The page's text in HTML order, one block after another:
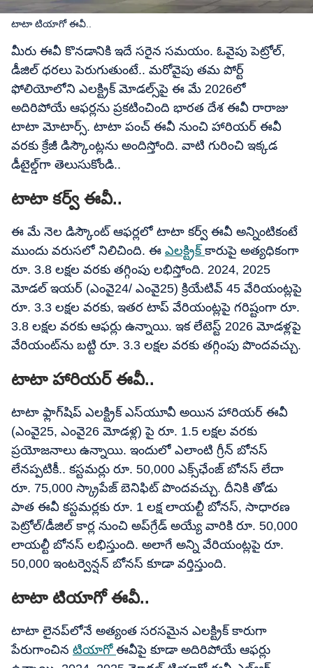
టాటా టియాగో ఈవీ..
మీరు ఈవీ కొనడానికి ఇదే సరైన సమయం. ఓవైపు పెట్రోల్​,
డీజిల్​ ధరలు పెరుగుతుంటే.. మరోవైపు తమ పోర్ట్​
ఫోలియోలోని ఎలక్ట్రిక్​ మోడల్స్​పై ఈ మే 2026లో
అదిరిపోయే ఆఫర్లను ప్రకటించింది భారత దేశ ఈవీ రారాజు
టాటా మోటార్స్. టాటా పంచ్​ ఈవీ నుంచి హారియర్​ ఈవీ
వరకు క్రేజీ డిస్కౌంట్లను అందిస్తోంది. వాటి గురించి ఇక్కడ
డీటైల్డ్​గా తెలుసుకోండి..
టాటా కర్వ్ ఈవీ..
ఈ మే నెల డిస్కౌంట్ ఆఫర్లలో టాటా కర్వ్ ఈవీ అన్నింటికంటే
ముందు వరుసలో నిలిచింది. ఈ ఎలక్ట్రిక్ కారుపై అత్యధికంగా
రూ. 3.8 లక్షల వరకు తగ్గింపు లభిస్తోంది. 2024, 2025
మోడల్ ఇయర్ (ఎంవై24/ ఎంవై25) క్రియేటివ్ 45 వేరియంట్లపై
రూ. 3.3 లక్షల వరకు, ఇతర టాప్ వేరియంట్లపై గరిష్టంగా రూ.
3.8 లక్షల వరకు ఆఫర్లు ఉన్నాయి. ఇక లేటెస్ట్ 2026 మోడళ్లపై
వేరియంట్‌ను బట్టి రూ. 3.3 లక్షల వరకు తగ్గింపు పొందవచ్చు.
టాటా హారియర్ ఈవీ..
టాటా ఫ్లాగ్‌షిప్ ఎలక్ట్రిక్ ఎస్‌యూవీ అయిన హారియర్ ఈవీ
(ఎంవై25, ఎంవై26 మోడళ్ల) పై రూ. 1.5 లక్షల వరకు
ప్రయోజనాలు ఉన్నాయి. ఇందులో ఎలాంటి గ్రీన్ బోనస్
లేనప్పటికీ.. కస్టమర్లు రూ. 50,000 ఎక్స్​ఛేంజ్ బోనస్ లేదా
రూ. 75,000 స్క్రాపేజ్ బెనిఫిట్ పొందవచ్చు. దీనికి తోడు
పాత ఈవీ కస్టమర్లకు రూ. 1 లక్ష లాయల్టీ బోనస్, సాధారణ
పెట్రోల్/డీజిల్ కార్ల నుంచి అప్‌గ్రేడ్ అయ్యే వారికి రూ. 50,000
లాయల్టీ బోనస్ లభిస్తుంది. అలాగే అన్ని వేరియంట్లపై రూ.
50,000 ఇంటర్వెన్షన్ బోనస్ కూడా వర్తిస్తుంది.
టాటా టియాగో ఈవీ..
టాటా లైనప్‌లోనే అత్యంత సరసమైన ఎలక్ట్రిక్ కారుగా
పేరుగాంచిన టియాగో ఈవీపై కూడా అదిరిపోయే ఆఫర్లు